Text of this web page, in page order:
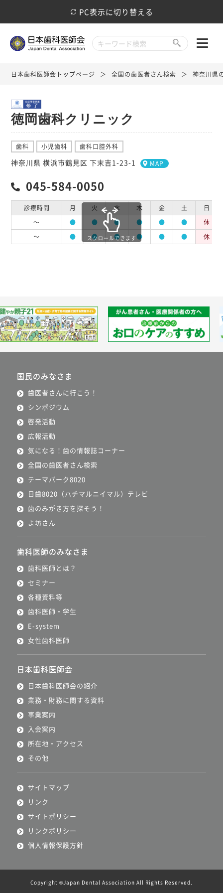
PC表示に切り替える
日本歯科医師会トップページ 全国の歯医者さん検索 神奈川県
徳岡歯科クリニック
歯科 小児歯科 歯科口腔外科
神奈川県 横浜市鶴見区 下末吉1-23-1 MAP
045-584-0050
診療時間 月 火 水 木 金 土
日
～
● ● ● ● ● ●
休
～
● ● ● ● ● ● 休
スクロールできます
国民のみなさま
歯医者さんに行こう！
シンポジウム
啓発活動
広報活動
気になる！歯の情報誌コーナー
全国の歯医者さん検索
テーマパーク8020
日歯8020（ハチマルニイマル）テレビ
歯のみがき方を探そう！
よ坊さん
歯科医師のみなさま
歯科医師とは？
セミナー
各種資料等
歯科医師・学生
E-system
女性歯科医師
日本歯科医師会
日本歯科医師会の紹介
業務・財務に関する資料
事業案内
入会案内
所在地・アクセス
その他
サイトマップ
リンク
サイトポリシー
リンクポリシー
個人情報保護方針
Copyright ©Japan Dental Association All Rights Reserved.